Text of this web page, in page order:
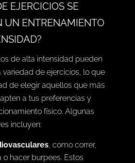
EJERCICIOS SE
UN ENTRENAMIENTO
de alta intensidad pueden
variedad de ejercicios, lo que
de elegir aquellos que más
a tus preferencias y
físico. Algunas
incluyen:
, como correr,
hacer burpees. Estos